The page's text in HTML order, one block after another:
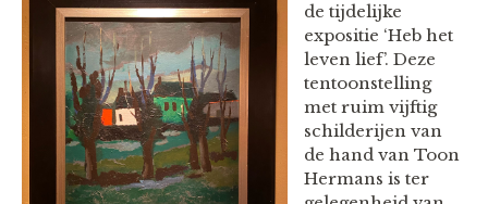
de tijdelijke
expositie ‘Heb het
leven lief’. Deze
tentoonstelling
met ruim vijftig
schilderijen van
de hand van Toon
Hermans is ter